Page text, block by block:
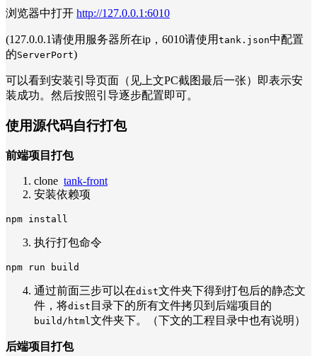
浏览器中打开 http://127.0.0.1:6010
(127.0.0.1请使用服务器所在ip，6010请使用 tank.json中配置
的ServerPort)
可以看到安装引导页面（见上文PC截图最后一张）即表示安
装成功。然后按照引导逐步配置即可。
使用源代码自行打包
前端项目打包
clone tank-front
安装依赖项
执行打包命令
通过前面三步可以在dist文件夹下得到打包后的静态文
件，将dist 目录下的所有文件拷贝到后端项目的
build/html 文件夹下。（下文的工程目录中也有说明）
后端项目打包